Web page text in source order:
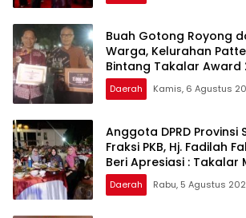
Buah Gotong Royong
Warga, Kelurahan
Bintang Takalar Award
Daerah Kamis, 6 Agustus
Anggota DPRD Provinsi
Fraksi PKB, Hj. Fadilah
Beri Apresiasi : Takalar
Lentera Pengabdian
Apresiasi dan Inovasi
Daerah Rabu, 5 Agustus